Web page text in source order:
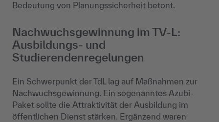
Bedeutung von Planungssicherheit betont.
Nachwuchsgewinnung im TV-L:
Ausbildungs- und
Studierendenregelungen
Ein Schwerpunkt der TdL lag auf Maßnahmen zur
Nachwuchsgewinnung. Ein sogenanntes Azubi-
Paket sollte die Attraktivität der Ausbildung im
öffentlichen Dienst stärken. Ergänzend waren